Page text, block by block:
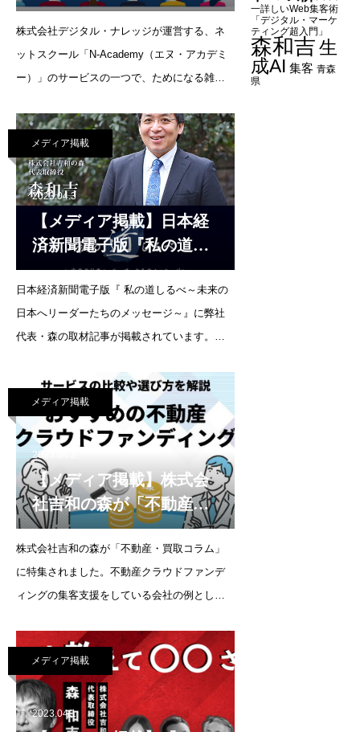
じめてのデジタルマーケ
ティング超入門第2回】
（2023年4月27日）
株式会社デジタル・ナレッジが運営する、ネ
ットスクール「N-Academy（エヌ・アカデミ
ー）」のサービスの一つで、ためになる雑学
メディアサイト『Pre.STUDY』にて、連載記
事がはじまっております。第2回目の更新があ
りました。【
メディア掲載
2023.04.3
【メディア掲載】日本経
済新聞電子版『私の道し
るべ～未来の日本へリー
ダーたちのメッセージ
～』のURLが変更になり
ました
日本経済新聞電子版『 私の道しるべ～未来の
日本へリーダーたちのメッセージ～』に弊社
代表・森の取材記事が掲載されています。記
務のこと、そしてこれからのことについて話
しております。 なお、URLが4月3日から変更
になります。
メディア掲載
2023.04.2
【メディア掲載】株式会
社吉和の森が「不動産・
買取コラム」に特集され
ました。
株式会社吉和の森が「不動産・買取コラム」
に特集されました。不動産クラウドファンデ
ィングの集客支援をしている会社の例とし
されています。不動産クラウドファンディン
グの集客にお困りの事業者様やコンサルを希
望している事業者様は、ぜ
メディア掲載
2023.04.1
一詳しいWeb集客術
「デジタル・マーケ
ティング超入門」
森和吉生
成AI 集客 青森
県